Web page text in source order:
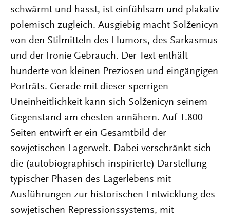
schwärmt und hasst, ist einfühlsam und plakativ
polemisch zugleich. Ausgiebig macht Solženicyn
von den Stilmitteln des Humors, des Sarkasmus
und der Ironie Gebrauch. Der Text enthält
hunderte von kleinen Preziosen und eingängigen
Porträts. Gerade mit dieser sperrigen
Uneinheitlichkeit kann sich Solženicyn seinem
Gegenstand am ehesten annähern. Auf 1.800
Seiten entwirft er ein Gesamtbild der
sowjetischen Lagerwelt. Dabei verschränkt sich
die (autobiographisch inspirierte) Darstellung
typischer Phasen des Lagerlebens mit
Ausführungen zur historischen Entwicklung des
sowjetischen Repressionssystems, mit